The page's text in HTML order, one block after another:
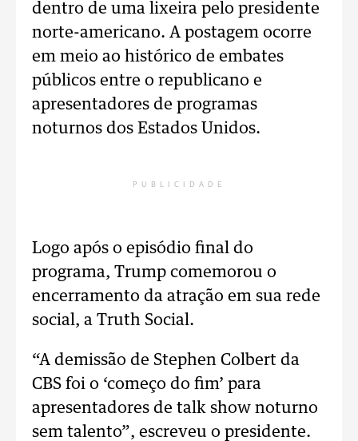
dentro de uma lixeira pelo presidente
norte-americano. A postagem ocorre
em meio ao histórico de embates
públicos entre o republicano e
apresentadores de programas
noturnos dos Estados Unidos.
PUBLICIDADE
Logo após o episódio final do
programa, Trump comemorou o
encerramento da atração em sua rede
social, a Truth Social.
“A demissão de Stephen Colbert da
CBS foi o ‘começo do fim’ para
apresentadores de talk show noturno
sem talento”, escreveu o presidente.